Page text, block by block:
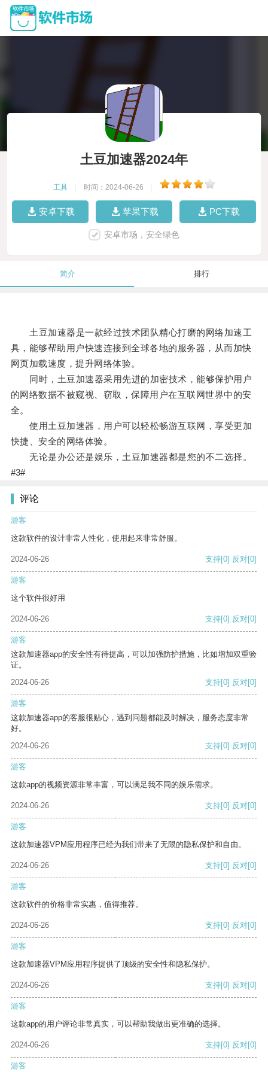
土豆加速器2024年
工具 时间：2024-06-26
安卓下载 苹果下载 PC下载
安卓市场，安全绿色
简介 排行
土豆加速器是一款经过技术团队精心打磨的网络加速工
具，能够帮助用户快速连接到全球各地的服务器，从而加快
网页加载速度，提升网络体验。
同时，土豆加速器采用先进的加密技术，能够保护用户
的网络数据不被窥视、窃取，保障用户在互联网世界中的安
全。
使用土豆加速器，用户可以轻松畅游互联网，享受更加
快捷、安全的网络体验。
无论是办公还是娱乐，土豆加速器都是您的不二选择。
#3#
评论
游客
这款软件的设计非常人性化，使用起来非常舒服。
2024-06-26 支持[0] 反对[0]
游客
这个软件很好用
2024-06-26 支持[0] 反对[0]
游客
这款加速器app的安全性有待提高，可以加强防护措施，比如增加双重验
证。
2024-06-26
支持[0] 反对[0]
游客
这款加速器app的客服很贴心，遇到问题都能及时解决，服务态度非常
好。
2024-06-26
支持[0] 反对[0]
游客
这款app的视频资源非常丰富，可以满足我不同的娱乐需求。
2024-06-26 支持[0] 反对[0]
游客
这款加速器VPM应用程序已经为我们带来了无限的隐私保护和自由。
2024-06-26 支持[0] 反对[0]
游客
这款软件的价格非常实惠，值得推荐。
2024-06-26 支持[0] 反对[0]
游客
这款加速器VPM应用程序提供了顶级的安全性和隐私保护。
2024-06-26 支持[0] 反对[0]
游客
这款app的用户评论非常真实，可以帮助我做出更准确的选择。
2024-06-26 支持[0] 反对[0]
游客